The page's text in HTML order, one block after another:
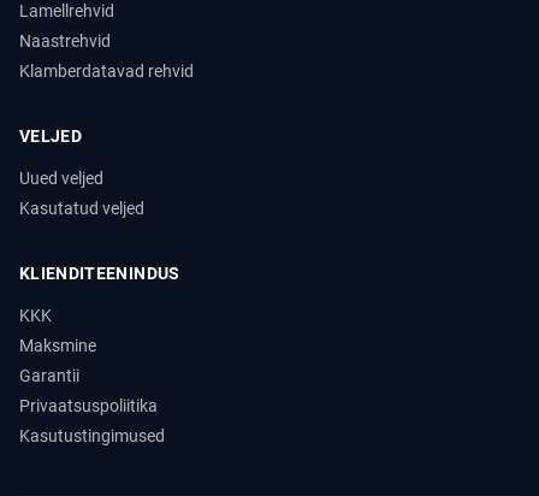
Lamellrehvid
Naastrehvid
Klamberdatavad rehvid
VELJED
Uued veljed
Kasutatud veljed
KLIENDITEENINDUS
KKK
Maksmine
Garantii
Privaatsuspoliitika
Kasutustingimused